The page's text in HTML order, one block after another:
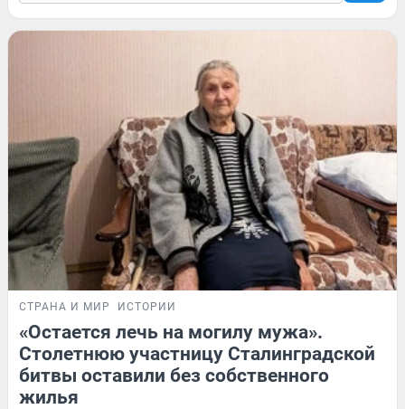
СТРАНА И МИР ИСТОРИИ
«Остается лечь на могилу мужа».
Столетнюю участницу Сталинградской
битвы оставили без собственного
жилья